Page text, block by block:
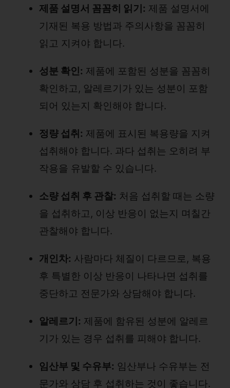
제품 설명서 꼼꼼히 읽기: 제품 설명서에
기재된 복용 방법과 주의사항을 꼼꼼히
읽고 지켜야 합니다.
성분 확인: 제품에 포함된 성분을 꼼꼼히
확인하고, 알레르기가 있는 성분이 포함
되어 있는지 확인해야 합니다.
정량 섭취: 제품에 표시된 복용량을 지켜
섭취해야 합니다. 과다 섭취는 오히려 부
작용을 유발할 수 있습니다.
소량 섭취 후 관찰: 처음 섭취할 때는 소량
을 섭취하고, 이상 반응이 없는지 며칠간
관찰해야 합니다.
개인차: 사람마다 체질이 다르므로, 복용
후 특별한 이상 반응이 나타나면 섭취를
중단하고 전문가와 상담해야 합니다.
알레르기: 제품에 함유된 성분에 알레르
기가 있는 경우 섭취를 피해야 합니다.
임산부 및 수유부: 임산부나 수유부는 전
문가와 상담 후 섭취하는 것이 좋습니다.